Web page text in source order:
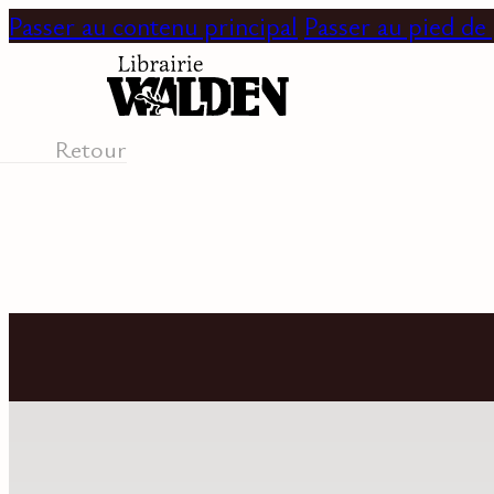
Passer au contenu principal Passer au pied de
Retour